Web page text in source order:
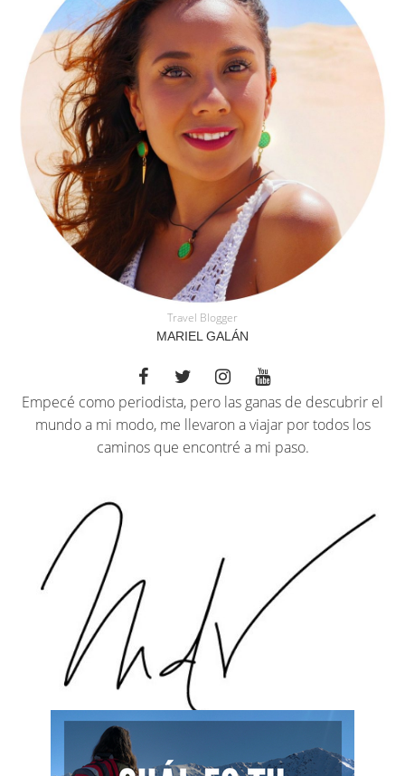
Travel Blogger
MARIEL GALÁN
Empecé como periodista, pero las ganas de descubrir el
mundo a mi modo, me llevaron a viajar por todos los
caminos que encontré a mi paso.